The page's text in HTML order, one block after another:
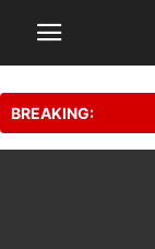
BREAKING: